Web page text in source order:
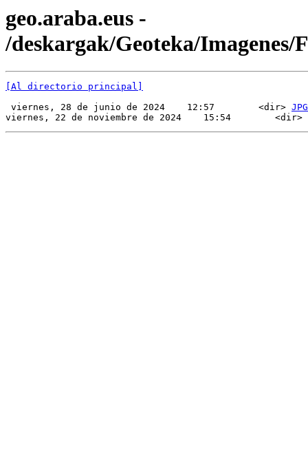
geo.araba.eus -
/deskargak/Geoteka/Imagenes/
[Al directorio principal]
viernes, 28 de junio de 2024    12:57        <dir> JPG
viernes, 22 de noviembre de 2024    15:54        <dir>